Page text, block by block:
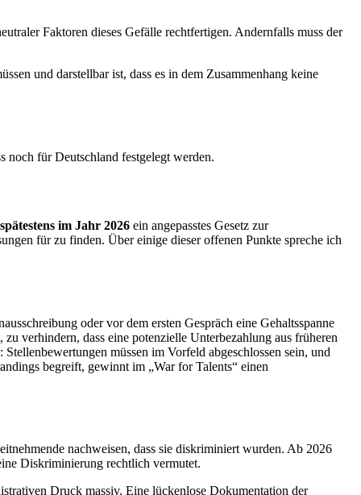
Faktoren dieses Gefälle rechtfertigen. Andernfalls muss der
und darstellbar ist, dass es in dem Zusammenhang keine
noch für Deutschland festgelegt werden.
spätestens im Jahr 2026 ein angepasstes Gesetz zur
für zu finden. Über einige dieser offenen Punkte spreche ich
oder vor dem ersten Gespräch eine Gehaltsspanne
verhindern, dass eine potenzielle Unterbezahlung aus früheren
müssen im Vorfeld abgeschlossen sein, und
begreift, gewinnt im „War for Talents“ einen
nachweisen, dass sie diskriminiert wurden. Ab 2026
Diskriminierung rechtlich vermutet.
Druck massiv. Eine lückenlose Dokumentation der